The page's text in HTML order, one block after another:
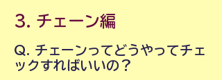
3. チェーン編
Q. チェーンってどうやってチェ
ックすればいいの？